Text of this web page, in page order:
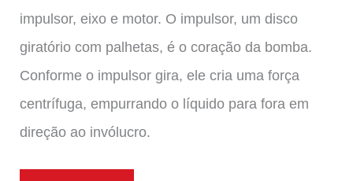
impulsor, eixo e motor. O impulsor, um disco
giratório com palhetas, é o coração da bomba.
Conforme o impulsor gira, ele cria uma força
centrífuga, empurrando o líquido para fora em
direção ao invólucro.